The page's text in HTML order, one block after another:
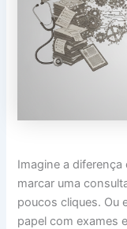
Imagine a
marcar uma
poucos cliques. Ou
papel com exames